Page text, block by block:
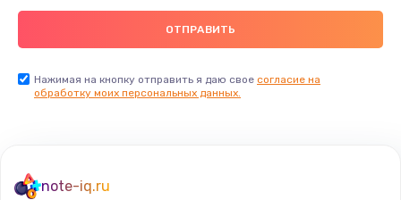
Нажимая на кнопку отправить я даю свое согласие на
обработку моих персональных данных.
note-iq.ru